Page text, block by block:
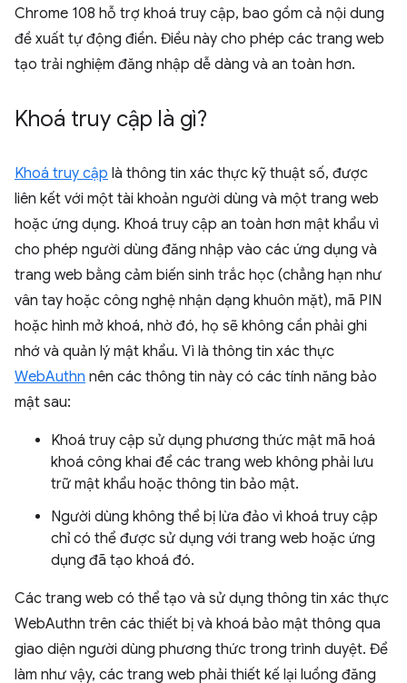
Chrome 108 hỗ trợ khoá truy cập, bao gồm cả nội dung
đề xuất tự động điền. Điều này cho phép các trang web
tạo trải nghiệm đăng nhập dễ dàng và an toàn hơn.
Khoá truy cập là gì?
Khoá truy cập là thông tin xác thực kỹ thuật số, được
liên kết với một tài khoản người dùng và một trang web
hoặc ứng dụng. Khoá truy cập an toàn hơn mật khẩu vì
cho phép người dùng đăng nhập vào các ứng dụng và
trang web bằng cảm biến sinh trắc học (chẳng hạn như
vân tay hoặc công nghệ nhận dạng khuôn mặt), mã PIN
hoặc hình mở khoá, nhờ đó, họ sẽ không cần phải ghi
nhớ và quản lý mật khẩu. Vì là thông tin xác thực
WebAuthn nên các thông tin này có các tính năng bảo
mật sau:
Khoá truy cập sử dụng phương thức mật mã hoá
khoá công khai để các trang web không phải lưu
trữ mật khẩu hoặc thông tin bảo mật.
Người dùng không thể bị lừa đảo vì khoá truy cập
chỉ có thể được sử dụng với trang web hoặc ứng
dụng đã tạo khoá đó.
Các trang web có thể tạo và sử dụng thông tin xác thực
WebAuthn trên các thiết bị và khoá bảo mật thông qua
giao diện người dùng phương thức trong trình duyệt. Để
làm như vậy, các trang web phải thiết kế lại luồng đăng